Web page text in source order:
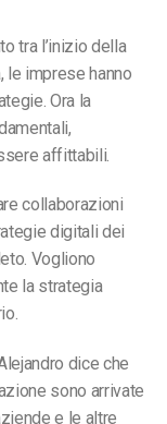
tra l’inizio della
le imprese hanno
Ora la
affittabili.
collaborazioni
digitali dei
Vogliono
la strategia
dice che
sono arrivate
e le altre